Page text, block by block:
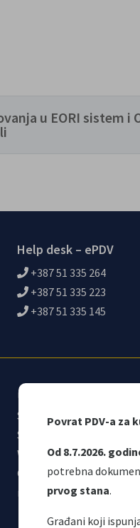
Povrat PDV-a za
Od 8.7.2026.
potrebna
prvog stana.
Građani koji
u EORI sistem i
Help desk – ePDV
+387 51 335 264
+387 51 335 223
+387 51 335 145
Upravni odbor
Sindikat
Samostalni sindikat UNO
Webmail
Odjeljenje za
makroekonomsku analizu